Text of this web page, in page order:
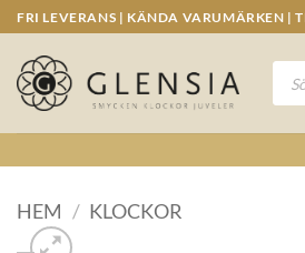
Skip
to
content
FRI LEVERANS | KÄNDA VARUMÄRKEN |
HEM / KLOCKOR